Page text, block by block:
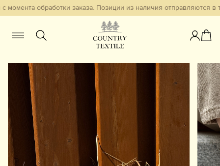
обработки заказа. Позиции из наличия отправляются в
Женщинам Мужчинам Детям
Смотреть всё Избранное
Новинки
В наличии